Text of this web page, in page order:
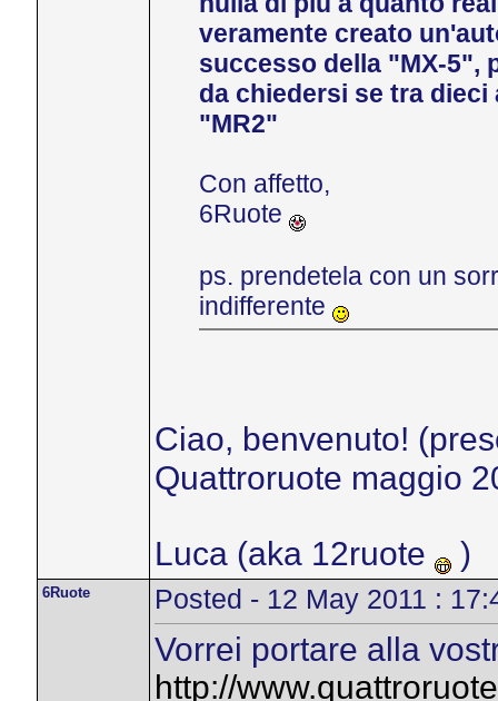
veramente creato
successo della "MX-5",
da chiedersi se tra dieci
"MR2"
Con affetto,
6Ruote
ps. prendetela con un
indifferente
Ciao, benvenuto!
Quattroruote maggio
Luca (aka 12ruote )
6Ruote Posted - 12 May 2011 :
Vorrei portare alla
http://